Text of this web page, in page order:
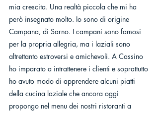
mia crescita. Una realtà piccola che mi ha
però insegnato molto. Io sono di origine
Campana, di Sarno. I campani sono famosi
per la propria allegria, ma i laziali sono
altrettanto estroversi e amichevoli. A Cassino
ho imparato a intrattenere i clienti e soprattutto
ho avuto modo di apprendere alcuni piatti
della cucina laziale che ancora oggi
propongo nel menu dei nostri ristoranti a